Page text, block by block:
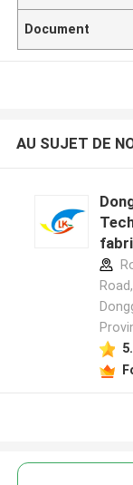
Document
AU SUJET DE